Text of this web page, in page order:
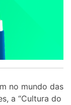
no mundo das
a “Cultura do